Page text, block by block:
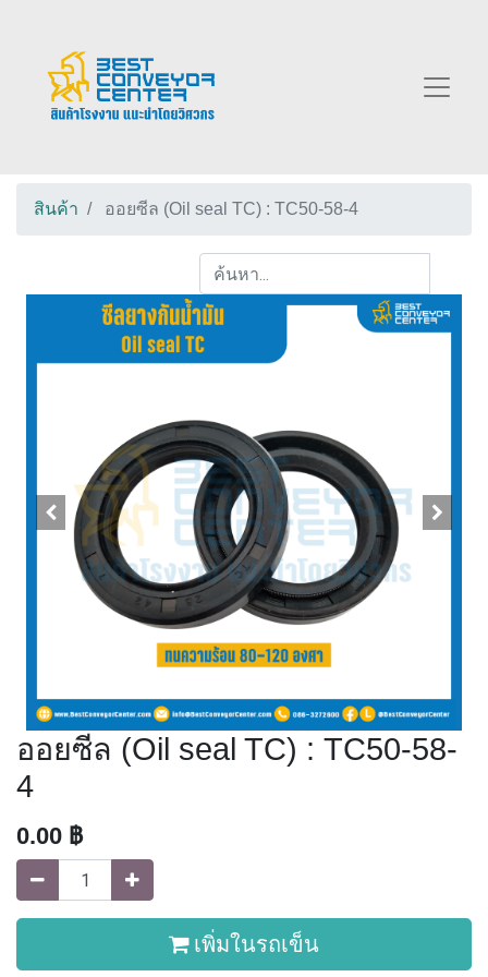
สินค้า ออยซีล (Oil seal TC) : TC50-58-4
ออยซีล (Oil seal TC) : TC50-58-
4
0.00 ฿
เพิ่มในรถเข็น